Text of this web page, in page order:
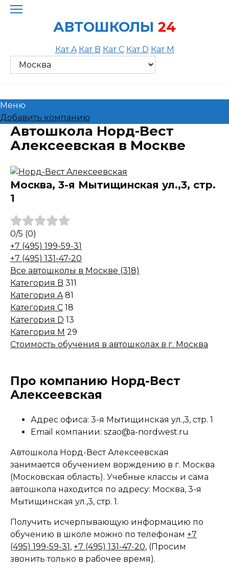
Skip
АВТОШКОЛЫ 24
Кат A Кат B Кат C Кат D Кат M
Меню
Добавить компанию
Автошкола Норд-Вест
Алексеевская в Москве
Москва, 3-я Мытищинская ул.,3, стр.
1
0/5 (0)
+7 (495) 199-59-31
+7 (495) 131-47-20
Все автошколы в Москве (318)
Категория B 311
Категория A 81
Категория C 18
Категория D 13
Категория M 29
Стоимость обучения в автошколах в г. Москва
Про компанию Норд-Вест
Алексеевская
Адрес офиса: 3-я Мытищинская ул.,3, стр. 1
Email компании: szao@a-nordwest.ru
Автошкола Норд-Вест Алексеевская
занимается обучением ворждению в г. Москва
(Московская область). Учебные классы и сама
автошкола находится по адресу: Москва, 3-я
Мытищинская ул.,3, стр. 1.
Получить исчерпывающую информацию по
обучению в школе можно по телефонам +7
(495) 199-59-31 , +7 (495) 131-47-20, (Просим
звонить только в рабочее время).